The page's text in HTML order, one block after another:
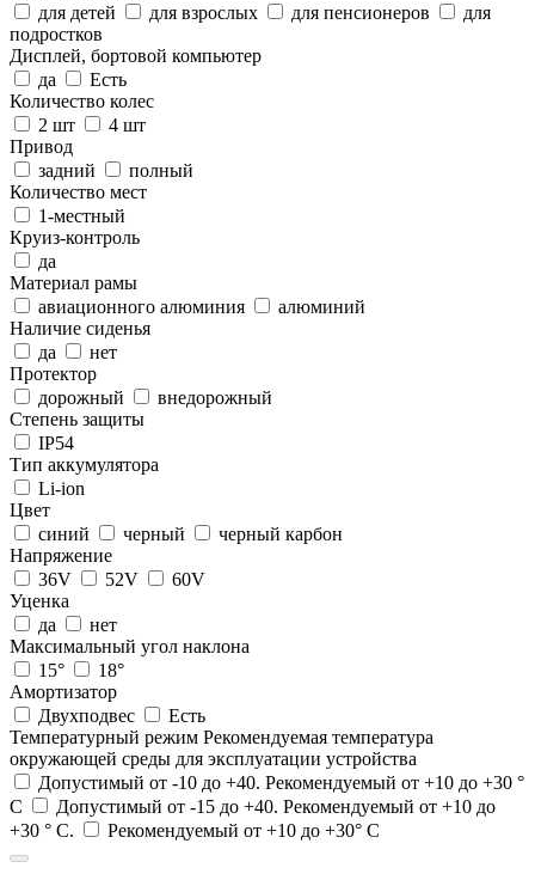
для детей
для взрослых для пенсионеров
для
подростков
Дисплей, бортовой компьютер
да
Есть
Количество колес
2 шт
4 шт
Привод
задний
полный
Количество мест
1-местный
Круиз-контроль
да
Материал рамы
авиационного алюминия
алюминий
Наличие сиденья
да
нет
Протектор
дорожный
внедорожный
Степень защиты
IP54
Тип аккумулятора
Li-ion
Цвет
синий
черный
черный карбон
Напряжение
36V
52V
60V
Уценка
да
нет
Максимальный угол наклона
15°
18°
Амортизатор
Двухподвес
Есть
Температурный режим Рекомендуемая температура
окружающей среды для эксплуатации устройства
Допустимый от -10 до +40. Рекомендуемый от +10 до +30 °
С
Допустимый от -15 до +40. Рекомендуемый от +10 до
+30 ° С.
Рекомендуемый от +10 до +30° С